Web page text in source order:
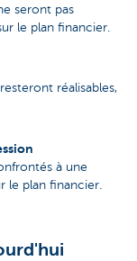
seront pas
le plan financier.
réalisables,
à une
le plan financier.